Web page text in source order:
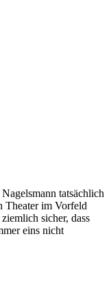
tatsächlich
Theater im Vorfeld
sicher, dass
eins nicht